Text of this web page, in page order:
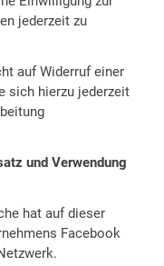
jederzeit zu
auf Widerruf einer
sich hierzu jederzeit
und Verwendung
hat auf dieser
Facebook